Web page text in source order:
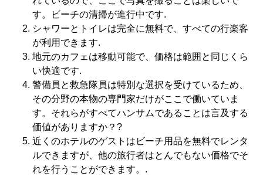
す。ビーチの清掃が進行中です.
シャワーとトイレは完全に無料で、すべての行楽客
が利用できます.
地元のカフェは移動可能で、価格は範囲と同じくら
い快適です.
警備員と救急隊員は特別な選択を受けているため、
その分野の本物の専門家だけがここで働いていま
す。それらがすべてハンサムであることは言及する
価値がありますか？?
近くのホテルのゲストはビーチ用品を無料でレンタ
ルできますが、他の旅行者はとんでもない価格でそ
れを行うことができます。.